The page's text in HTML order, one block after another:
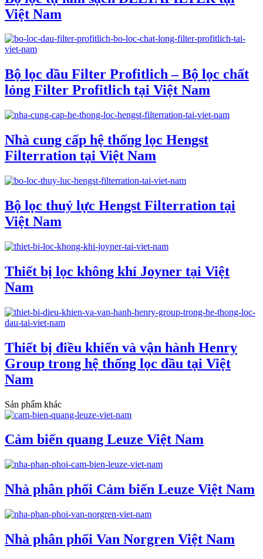
Việt Nam
Bộ lọc dầu Filter Profitlich – Bộ lọc chất
lỏng Filter Profitlich tại Việt Nam
Nhà cung cấp hệ thống lọc Hengst
Filterration tại Việt Nam
Bộ lọc thuỷ lực Hengst Filterration tại
Việt Nam
Thiết bị lọc không khí Joyner tại Việt
Nam
Thiết bị điều khiển và vận hành Henry
Group trong hệ thống lọc dầu tại Việt
Nam
Sản phẩm khác
Cảm biến quang Leuze Việt Nam
Nhà phân phối Cảm biến Leuze Việt Nam
Nhà phân phối Van Norgren Việt Nam